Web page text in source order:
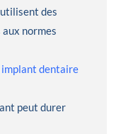
des
normes
implant dentaire
peut durer